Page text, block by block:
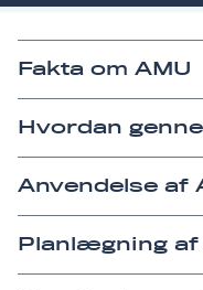
Fakta om AMU
Hvordan
Anvendelse af
Planlægning